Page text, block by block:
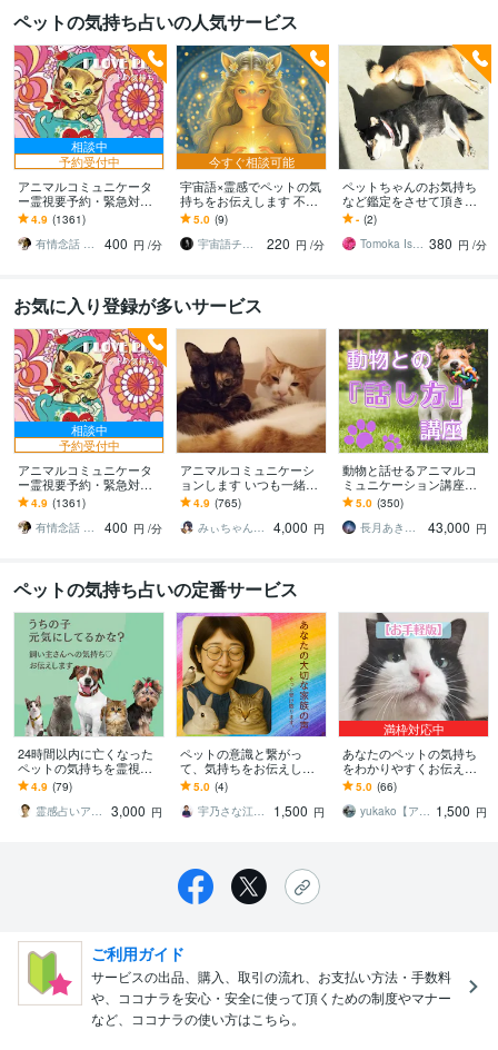
ペットの気持ち占いの人気サービス
相談中
予約受付中
アニマルコミュニケータ
ー霊視要予約・緊急対応
します ペットロスの魂を
深掘りし時空を超え生ま
れ変わり…響き伝えます
4.9 (1361)
有情念話 ねるふ ﾋﾋﾞｷﾏﾉｽﾍﾞｼ
400 円 /分
今すぐ相談可能
宇宙語×霊感でペットの気
持ちをお伝えします 不
安・体調・あなたへの思
いをやさしくチャネリン
グ
5.0 (9)
宇宙語チャネラー＊アルシオーネ
220 円 /分
ペットちゃんのお気持ち
など鑑定をさせて頂きま
す 始めてペットちゃん鑑
定をご依頼される方向け
のメニューです
- (2)
Tomoka Iseyea 380 円 /分
お気に入り登録が多いサービス
相談中
予約受付中
アニマルコミュニケータ
ー霊視要予約・緊急対応
します ペットロスの魂を
深掘りし時空を超え生ま
れ変わり…響き伝えます
4.9 (1361)
有情念話 ねるふ ﾋﾋﾞｷﾏﾉｽﾍﾞｼ
400 円 /分
アニマルコミュニケーシ
ョンします いつも一緒に
過ごすあの子の気持ち、
知りたくないですか？
4.9 (765)
みぃちゃん★アニマルコミュニケーター
4,000 円
動物と話せるアニマルコ
ミュニケーション講座し
ます ペットの声聞いてみ
ませんか？独学でできる
動画講座
5.0 (350)
長月あき（aki）
43,000 円
ペットの気持ち占いの定番サービス
24時間以内に亡くなった
ペットの気持ちを霊視し
ます 6000文字以上で、大
切なあの子との対話をお
届けします。
4.9 (79)
霊感占いアリアナ鑑定士
3,000 円
ペットの意識と繋がっ
て、気持ちをお伝えしま
す 家族の気持ちを知っ
て、もっともっと絆を深
めませんか？
5.0 (4)
宇乃さな江 心に寄添う緩みのチャネリスト
1,500 円
満枠対応中
あなたのペットの気持ち
をわかりやすくお伝えし
ます 【お手軽版】〜あな
たと大切なペットの架け
橋になる〜
5.0 (66)
yukako【アニマルコミュニケーター】 1,500 円
ご利用ガイド
サービスの出品、購入、取引の流れ、お支払い方法・手数料
や、ココナラを安心・安全に使って頂くための制度やマナー
など、ココナラの使い方はこちら。